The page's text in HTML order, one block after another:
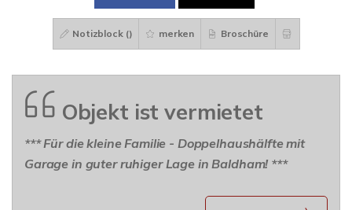
Notizblock () merken Broschüre
Objekt ist vermietet
*** Für die kleine Familie - Doppelhaushälfte mit
Garage in guter ruhiger Lage in Baldham! ***